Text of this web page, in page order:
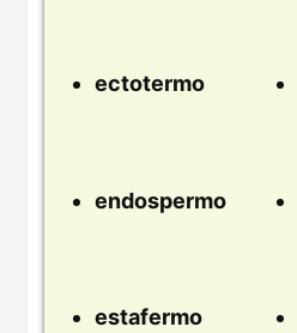
ectotermo
endospermo
estafermo